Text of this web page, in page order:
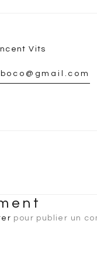
Vits
pour publier un